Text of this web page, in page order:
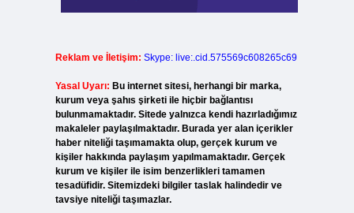
Reklam ve İletişim: Skype: live:.cid.575569c608265c69
Yasal Uyarı: Bu internet sitesi, herhangi bir marka,
kurum veya şahıs şirketi ile hiçbir bağlantısı
bulunmamaktadır. Sitede yalnızca kendi hazırladığımız
makaleler paylaşılmaktadır. Burada yer alan içerikler
haber niteliği taşımamakta olup, gerçek kurum ve
kişiler hakkında paylaşım yapılmamaktadır. Gerçek
kurum ve kişiler ile isim benzerlikleri tamamen
tesadüfidir. Sitemizdeki bilgiler taslak halindedir ve
tavsiye niteliği taşımazlar.